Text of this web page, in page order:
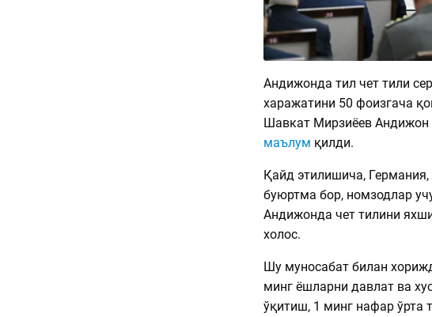
Андижонда тил чет тили
харажатини 50 фоизгача
Шавкат Мирзиёев Андижон
маълум қилди.
Қайд этилишича,
буюртма бор, номзодлар
Андижонда чет тилини
холос.
Шу муносабат билан
минг ёшларни давлат ва
ўқитиш, 1 минг нафар ўрта